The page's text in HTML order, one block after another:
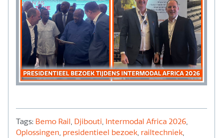
Tags: Bemo Rail, Djibouti, Intermodal Africa 2026,
Oplossingen, presidentieel bezoek, railtechniek,